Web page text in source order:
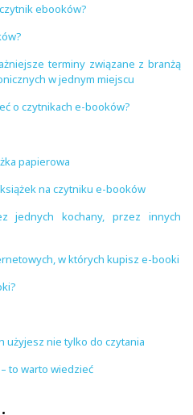
ebooków?
terminy związane z branżą
w jednym miejscu
o czytnikach e-booków?
papierowa
na czytniku e-booków
jednych kochany, przez innych
w których kupisz e-booki
użyjesz nie tylko do czytania
to warto wiedzieć